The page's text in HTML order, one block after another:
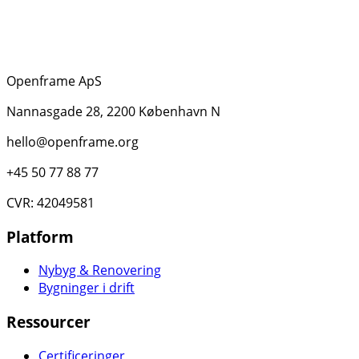
Openframe ApS
Nannasgade 28, 2200 København N
hello@openframe.org
+45 50 77 88 77
CVR: 42049581
Platform
Nybyg & Renovering
Bygninger i drift
Ressourcer